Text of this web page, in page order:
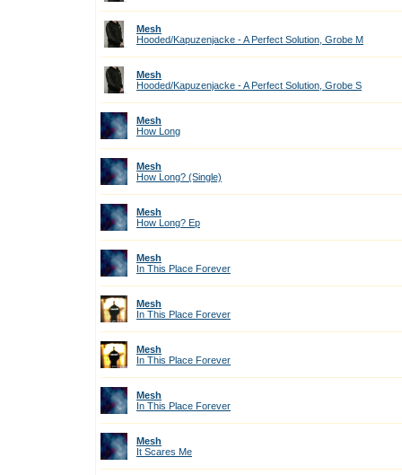
Mesh
Hooded/Kapuzenjacke - A Perfect Solution, Grobe M
Mesh
Hooded/Kapuzenjacke - A Perfect Solution, Grobe S
Mesh
How Long
Mesh
How Long? (Single)
Mesh
How Long? Ep
Mesh
In This Place Forever
Mesh
In This Place Forever
Mesh
In This Place Forever
Mesh
In This Place Forever
Mesh
It Scares Me